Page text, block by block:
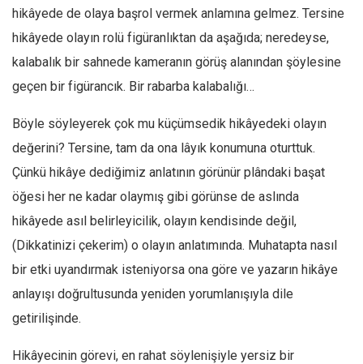
hikâyede de olaya başrol vermek anlamına gelmez. Tersine
hikâyede olayın rolü figüranlıktan da aşağıda; neredeyse,
kalabalık bir sahnede kameranın görüş alanından şöylesine
geçen bir figürancık. Bir rabarba kalabalığı…
Böyle söyleyerek çok mu küçümsedik hikâyedeki olayın
değerini? Tersine, tam da ona lâyık konumuna oturttuk.
Çünkü hikâye dediğimiz anlatının görünür plândaki başat
öğesi her ne kadar olaymış gibi görünse de aslında
hikâyede asıl belirleyicilik, olayın kendisinde değil,
(Dikkatinizi çekerim) o olayın anlatımında. Muhatapta nasıl
bir etki uyandırmak isteniyorsa ona göre ve yazarın hikâye
anlayışı doğrultusunda yeniden yorumlanışıyla dile
getirilişinde.
Hikâyecinin görevi, en rahat söylenişiyle yersiz bir